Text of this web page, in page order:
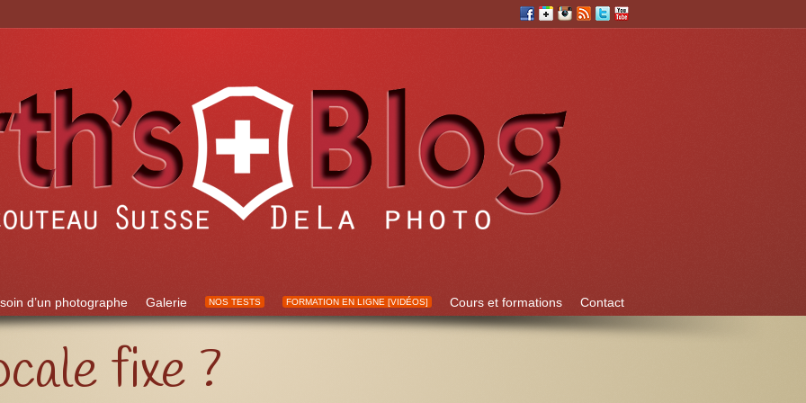
d’un photographe Galerie NOS TESTS FORMATION EN LIGNE [VIDÉOS] Cours et formations Contact
fixe ?